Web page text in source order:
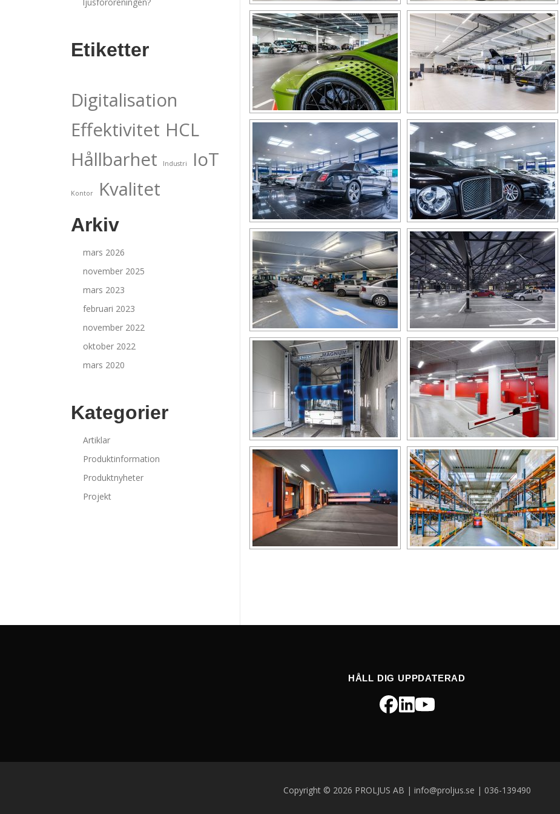
Etiketter
Digitalisation
Effektivitet HCL
Hållbarhet
Industri IoT
Kontor Kvalitet
Arkiv
mars 2026
november 2025
mars 2023
februari 2023
november 2022
oktober 2022
mars 2020
Kategorier
Artiklar
Produktinformation
Produktnyheter
Projekt
HÅLL DIG UPPDATERAD
Copyright © 2026 PROLJUS AB | info@proljus.se | 036-139490